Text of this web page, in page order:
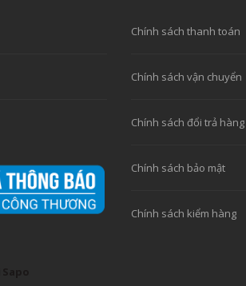
Chính sách thanh toán
Chính sách vận chuyển
Chính sách đổi trả hàng
Chính sách bảo mật
Chính sách kiểm hàng